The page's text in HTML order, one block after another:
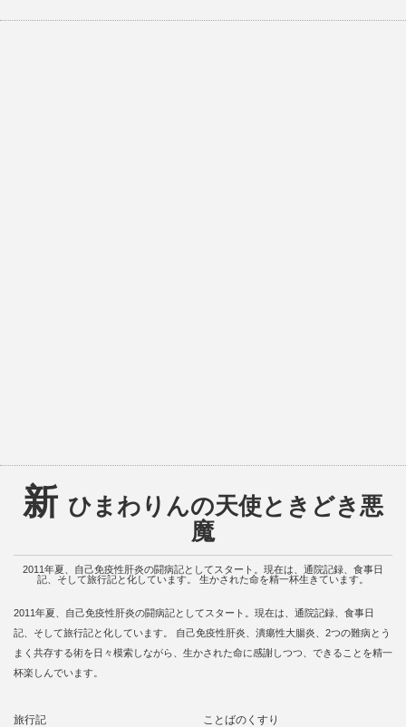
新 ひまわりんの天使ときどき悪
魔
2011年夏、自己免疫性肝炎の闘病記としてスタート。現在は、通院記録、食事日
記、そして旅行記と化しています。 生かされた命を精一杯生きています。
2011年夏、自己免疫性肝炎の闘病記としてスタート。現在は、通院記録、食事日
記、そして旅行記と化しています。 自己免疫性肝炎、潰瘍性大腸炎、2つの難病とう
まく共存する術を日々模索しながら、生かされた命に感謝しつつ、できることを精一
杯楽しんでいます。
旅行記 ことばのくすり